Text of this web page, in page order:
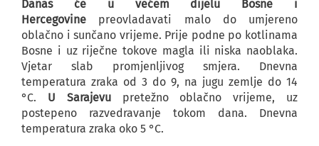
Danas će u većem dijelu Bosne i
Hercegovine preovladavati malo do umjereno
oblačno i sunčano vrijeme. Prije podne po kotlinama
Bosne i uz riječne tokove magla ili niska naoblaka.
Vjetar slab promjenljivog smjera. Dnevna
temperatura zraka od 3 do 9, na jugu zemlje do 14
°C. U Sarajevupretežno oblačno vrijeme, uz
postepeno razvedravanje tokom dana. Dnevna
temperatura zraka oko 5 °C.